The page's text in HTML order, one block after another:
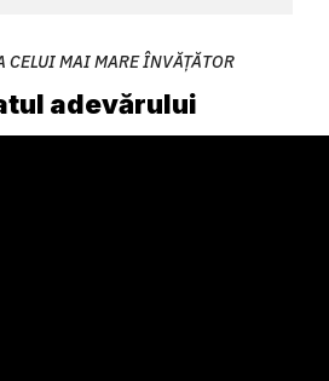
CELUI MAI MARE ÎNVĂȚĂTOR
adevărului